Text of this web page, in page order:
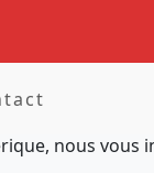
nous vous